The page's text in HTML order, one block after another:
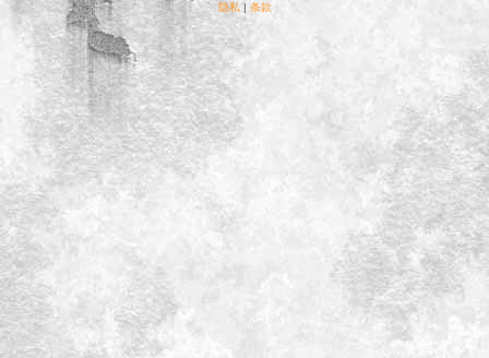
隐私 | 条款